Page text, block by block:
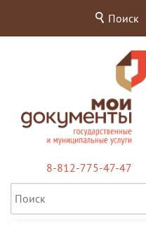
Поиск
8-812-775-47-47